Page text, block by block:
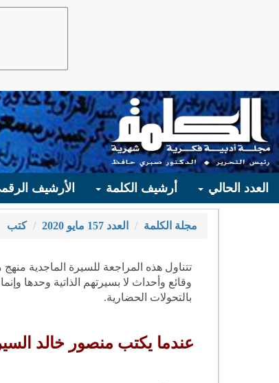
العدد الحالي أرشيف الكلمة الأرشيف
مجلة الكلمة العدد 157 مايو 2020 كتب
تتناول هذه المراجعة للسيرة الماجدية
وقائع وأحداث لا بسيرتهم الذاتية وحدها
بالتحولات الحضارية.
عندما يكتب منصور خالد